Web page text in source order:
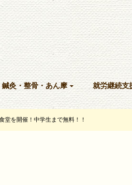
鍼灸・整骨・あん摩 就労継続支
堂を開催！中学生まで無料！！